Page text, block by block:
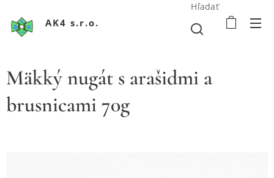
AK4 s.r.o.
Hľadať
Mäkký nugát s arašidmi a
brusnicami 70g